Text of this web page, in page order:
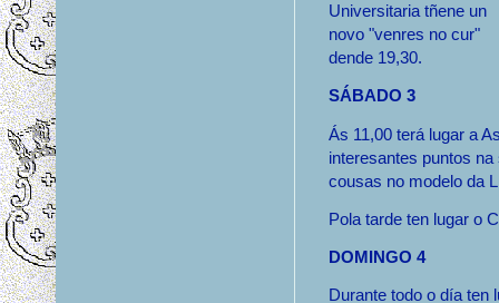
Universitaria tñene un
novo "venres no cur"
dende 19,30.
SÁBADO 3
Ás 11,00 terá lugar a
interesantes puntos
cousas no modelo da
Pola tarde ten lugar o
DOMINGO 4
Durante todo o día ten